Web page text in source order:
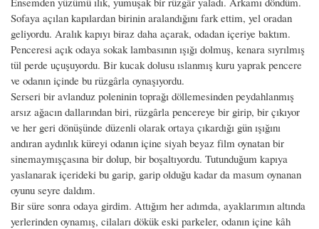
Sofaya açılan kapılardan birinin aralandığını fark ettim, yel oradan
geliyordu. Aralık kapıyı biraz daha açarak, odadan içeriye baktım.
Penceresi açık odaya sokak lambasının ışığı dolmuş, kenara sıyrılmış
tül perde uçuşuyordu. Bir kucak dolusu ıslanmış kuru yaprak pencere
ve odanın içinde bu rüzgârla oynaşıyordu.
Serseri bir avlanduz poleninin toprağı döllemesinden peydahlanmış
arsız ağacın dallarından biri, rüzgârla pencereye bir girip, bir çıkıyor
ve her geri dönüşünde düzenli olarak ortaya çıkardığı gün ışığını
andıran aydınlık küreyi odanın içine siyah beyaz film oynatan bir
sinemaymışçasına bir dolup, bir boşaltıyordu. Tutunduğum kapıya
yaslanarak içerideki bu garip, garip olduğu kadar da masum oynanan
oyunu seyre daldım.
Bir süre sonra odaya girdim. Attığım her adımda, ayaklarımın altında
yerlerinden oynamış, cilaları dökük eski parkeler, odanın içine kâh